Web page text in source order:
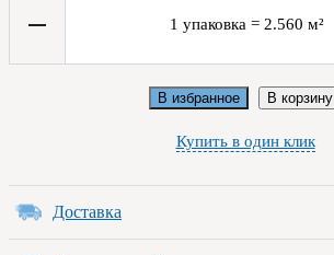
1 упаковка = 2.560 м²
В избранное В корзину
Купить в один клик
Доставка